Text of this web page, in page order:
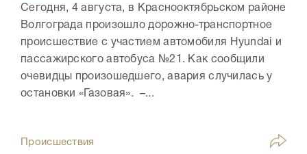
Сегодня, 4 августа, в Краснооктябрьском районе
Волгограда произошло дорожно-транспортное
происшествие с участием автомобиля Hyundai и
пассажирского автобуса №21. Как сообщили
очевидцы произошедшего, авария случилась у
остановки «Газовая». –...
Происшествия